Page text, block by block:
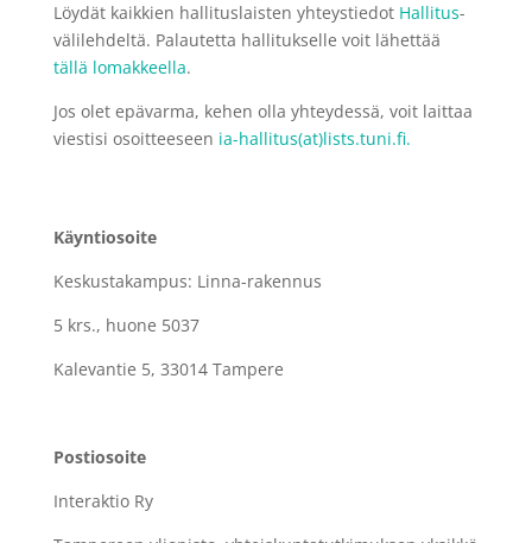
Löydät kaikkien hallituslaisten yhteystiedot Hallitus-
välilehdeltä. Palautetta hallitukselle voit lähettää
tällä lomakkeella.
Jos olet epävarma, kehen olla yhteydessä, voit laittaa
viestisi osoitteeseen ia-hallitus(at)lists.tuni.fi.
Käyntiosoite
Keskustakampus: Linna-rakennus
5 krs., huone 5037
Kalevantie 5, 33014 Tampere
Postiosoite
Interaktio Ry